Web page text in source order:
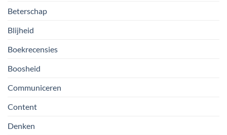
Beterschap
Blijheid
Boekrecensies
Boosheid
Communiceren
Content
Denken